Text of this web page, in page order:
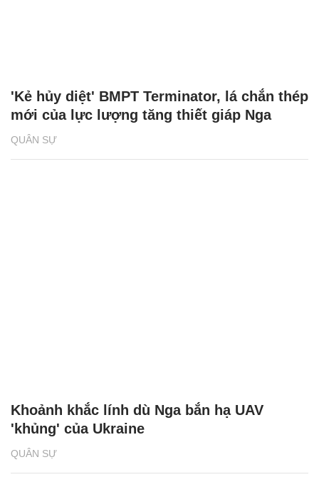
QUÂN SỰ
'Kẻ hủy diệt' BMPT Terminator, lá chắn thép
mới của lực lượng tăng thiết giáp Nga
QUÂN SỰ
Khoảnh khắc lính dù Nga bắn hạ UAV
'khủng' của Ukraine